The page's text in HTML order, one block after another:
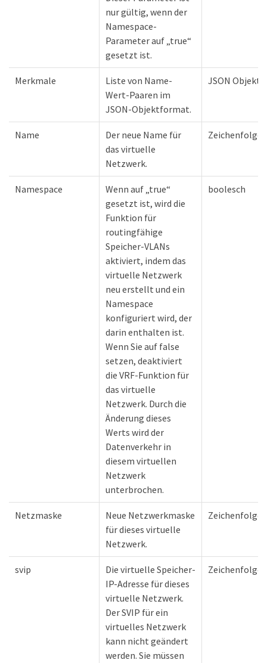
nur gültig, wenn der
Namespace-
Parameter auf „true“
gesetzt ist.
Merkmale
Liste von Name-
Wert-Paaren im
JSON-Objektformat.
JSON Objekt
Name
Der neue Name für
das virtuelle
Netzwerk.
Zeichenfolge
Namespace
Wenn auf „true“
gesetzt ist, wird die
Funktion für
routingfähige
Speicher-VLANs
aktiviert, indem das
virtuelle Netzwerk
neu erstellt und ein
Namespace
konfiguriert wird, der
darin enthalten ist.
Wenn Sie auf false
setzen, deaktiviert
die VRF-Funktion für
das virtuelle
Netzwerk. Durch die
Änderung dieses
Werts wird der
Datenverkehr in
diesem virtuellen
Netzwerk
unterbrochen.
boolesch
Netzmaske
Neue Netzwerkmaske
für dieses virtuelle
Netzwerk.
Zeichenfolge
svip
Die virtuelle Speicher-
IP-Adresse für dieses
virtuelle Netzwerk.
Der SVIP für ein
virtuelles Netzwerk
kann nicht geändert
werden. Sie müssen
Zeichenfolge